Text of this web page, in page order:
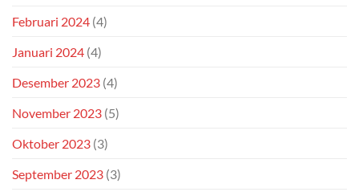
Februari 2024 (4)
Januari 2024 (4)
Desember 2023 (4)
November 2023 (5)
Oktober 2023 (3)
September 2023 (3)